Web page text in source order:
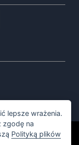
lepsze wrażenia.
zgodę na
Polityką plików